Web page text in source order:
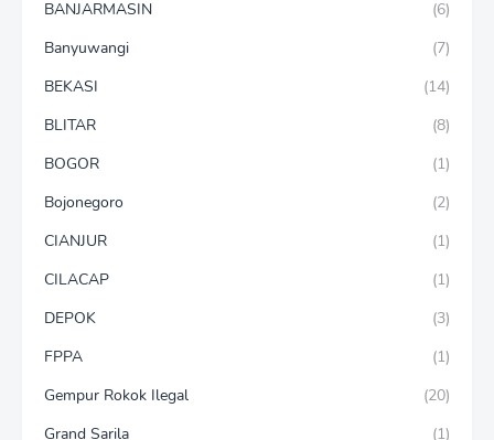
BANJARMASIN
(6)
Banyuwangi
(7)
BEKASI
(14)
BLITAR
(8)
BOGOR
(1)
Bojonegoro
(2)
CIANJUR
(1)
CILACAP
(1)
DEPOK
(3)
FPPA
(1)
Gempur Rokok Ilegal
(20)
Grand Sarila
(1)